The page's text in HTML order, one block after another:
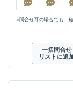
※問合せ可の場合でも、
一括問合せ
リストに追